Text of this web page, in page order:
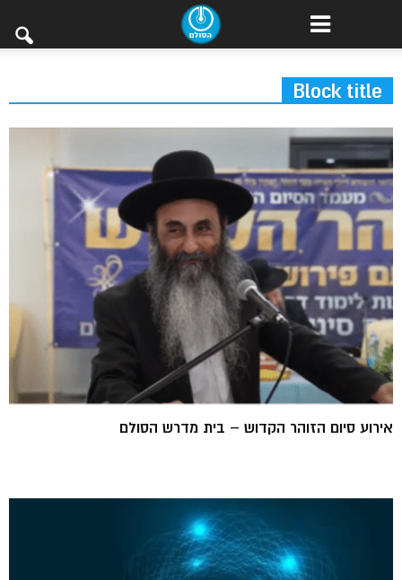
Block title
אירוע סיום הזוהר הקדוש – בית מדרש הסולם